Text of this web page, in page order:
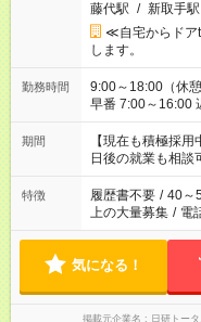
藤代駅 / 新取手駅
≪自宅からドア
します。
勤務時間
9:00～18:00（休憩60分） ■ご希望があれば
早番 7:00～16:00 遅番 10:00
い」 「余裕を持
たくない」 など、ご
の方へ 今ご覧の
の勤務時間。 合
期間
【現在も積極採
日後の就業も相談
特徴 履歴書不要 / 40～
上の大量募集 / 電
気になる！
掲載元企業名 日研トー